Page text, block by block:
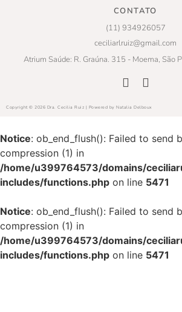
CONTATO
(11) 934926057
ceciliarlruiz@gmail.com
Atrium Saúde: R. Graúna. 315 - Moema,
Copyright © 2026 Dra. Cecilia Ruiz | Powered by Natalia Delboux
Notice: ob_end_flush(): Failed to send
compression (1) in
/home/u399764573/domains/
includes/functions.php on line 5471
Notice: ob_end_flush(): Failed to send
compression (1) in
/home/u399764573/domains/
includes/functions.php on line 5471